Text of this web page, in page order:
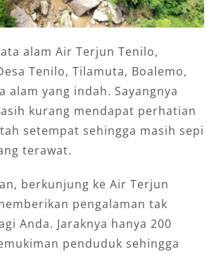
alam Air Terjun Tenilo,
Tenilo, Tilamuta, Boalemo,
alam yang indah. Sayangnya
kurang mendapat perhatian
setempat sehingga masih sepi
terawat.
berkunjung ke Air Terjun
pengalaman tak
Anda. Jaraknya hanya 200
penduduk sehingga